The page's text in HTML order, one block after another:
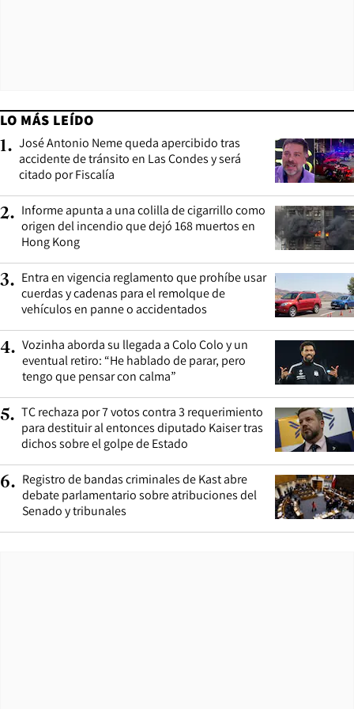
LO MÁS LEÍDO
1. José Antonio Neme queda apercibido tras
accidente de tránsito en Las Condes y será
citado por Fiscalía
2. Informe apunta a una colilla de cigarrillo como
origen del incendio que dejó 168 muertos en
Hong Kong
3. Entra en vigencia reglamento que prohíbe usar
cuerdas y cadenas para el remolque de
vehículos en panne o accidentados
4. Vozinha aborda su llegada a Colo Colo y un
eventual retiro: “He hablado de parar, pero
tengo que pensar con calma”
5. TC rechaza por 7 votos contra 3 requerimiento
para destituir al entonces diputado Kaiser tras
dichos sobre el golpe de Estado
6. Registro de bandas criminales de Kast abre
debate parlamentario sobre atribuciones del
Senado y tribunales